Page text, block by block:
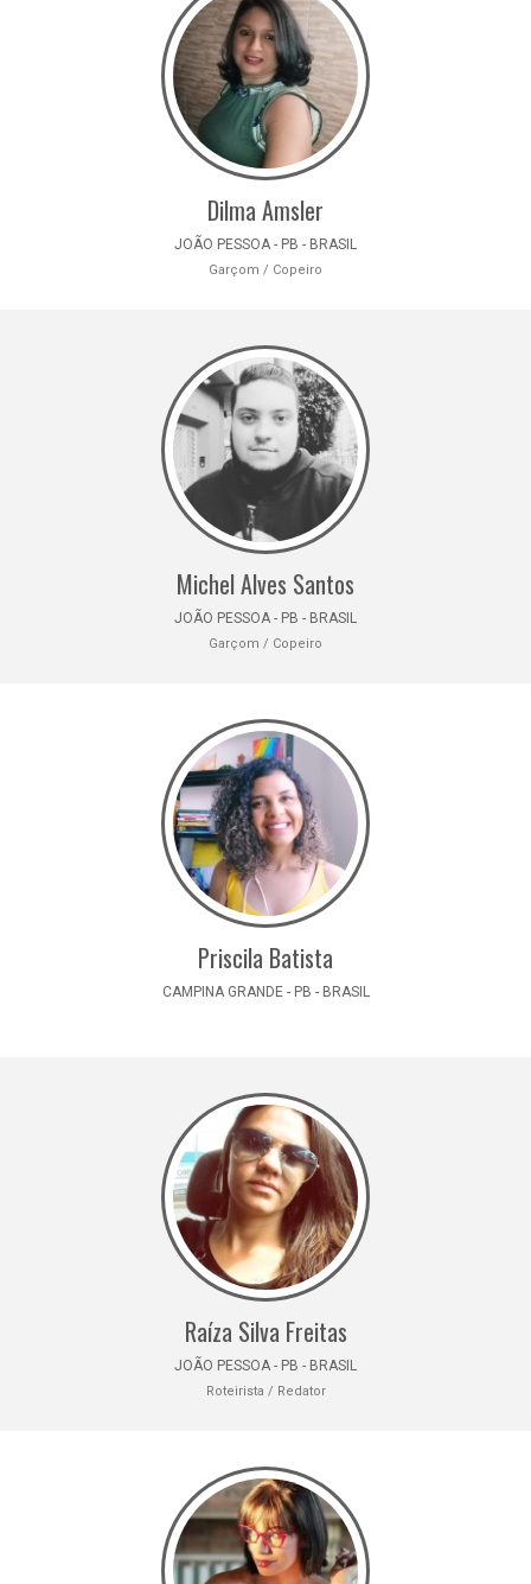
Dilma Amsler
JOÃO PESSOA - PB - BRASIL
Garçom / Copeiro
Michel Alves Santos
JOÃO PESSOA - PB - BRASIL
Garçom / Copeiro
Priscila Batista
CAMPINA GRANDE - PB - BRASIL
Raíza Silva Freitas
JOÃO PESSOA - PB - BRASIL
Roteirista / Redator